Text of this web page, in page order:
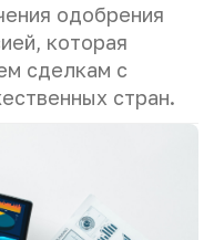
одобрения
которая
сделкам с
стран.